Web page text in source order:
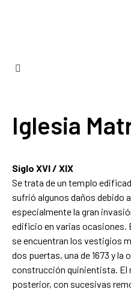
Iglesia
Siglo XVI / XIX
Se trata de un templo
sufrió algunos daños debido
especialmente la gran
edificio en varias ocasiones.
se encuentran los vestigios
dos puertas, una de 1673 y la
construcción quinientista. El
posterior, con sucesivas